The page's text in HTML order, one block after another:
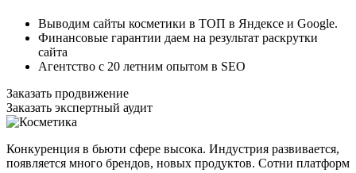
Выводим сайты косметики в ТОП в Яндексе и Google.
Финансовые гарантии даем на результат раскрутки
сайта
Агентство с 20 летним опытом в SEO
Заказать продвижение
Заказать экспертный аудит
Конкуренция в бьюти сфере высока. Индустрия развивается,
появляется много брендов, новых продуктов. Сотни платформ